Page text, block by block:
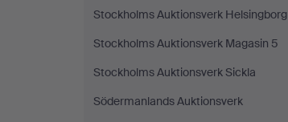
Stockholms Auktionsverk Helsingborg
Stockholms Auktionsverk Magasin 5
Stockholms Auktionsverk Sickla
Södermanlands Auktionsverk